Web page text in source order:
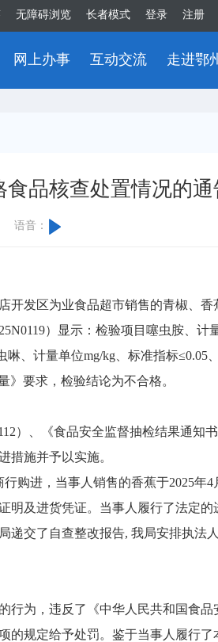
无障碍浏览 长者模式 登录 注册
网上办事 互动交流 走进鄂
品核查处置情况的通
语音：
发区为业食品超市销售的青椒、香
）显示：检验项目噻虫胺、计
、计量单位mg/kg、标准指标≤0.05
要求，检验结论为不合格。
）、《食品安全监督抽检结果通知
措施并予以实施。
进，当事人销售的香蕉于2025年4
及进货凭证。当事人履行了法定的
交了自查整改报告, 我局安排执法
为，违反了《中华人民共和国食品
规定给予处罚。鉴于当事人履行了